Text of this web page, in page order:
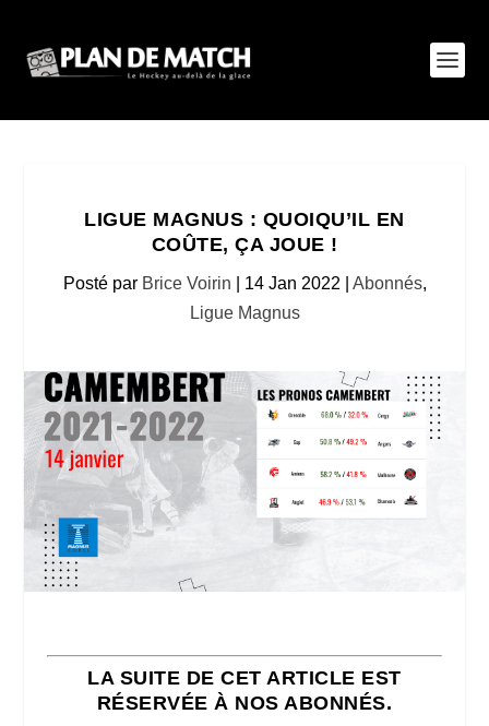
LIGUE MAGNUS : QUOIQU’IL EN
COÛTE, ÇA JOUE !
Posté par Brice Voirin 14 Jan 2022 Abonnés,
Ligue Magnus
LA SUITE DE CET ARTICLE EST
RÉSERVÉE À NOS ABONNÉS.